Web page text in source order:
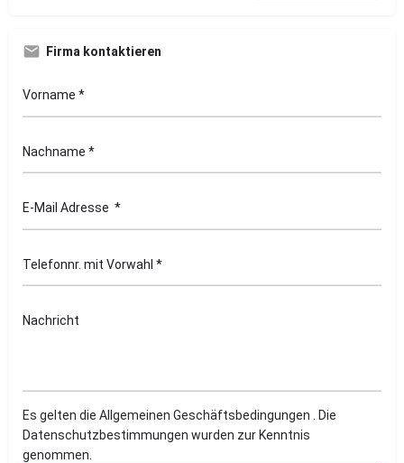
Firma kontaktieren
Es gelten die Allgemeinen Geschäftsbedingungen . Die
Datenschutzbestimmungen wurden zur Kenntnis
genommen.